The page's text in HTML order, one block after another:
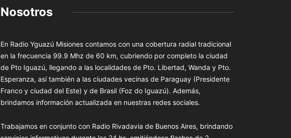
Nosotros
En Radio Yguazú Misiones contamos con una cobertura radial tradicional
en la frecuencia 99.9 Mhz de 60 km, cubriendo por completo la ciudad
de Pto Iguazú, llegando a las localidades de Pto. Libertad, Wanda y Pto.
Esperanza, así también a las ciudades vecinas de Paraguay (Presidente
Franco y ciudad del Este) y de Brasil (Foz do Iguazú). Además,
brindamos información actualizada en nuestras redes sociales.
Trabajamos en conjunto con Radio Rivadavia de Buenos Aires, brindando